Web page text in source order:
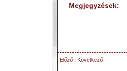
Megjegyzések:
Előző | Következő